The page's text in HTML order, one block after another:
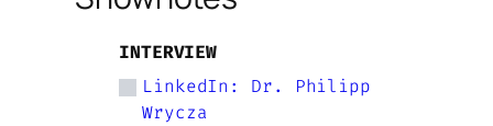
INTERVIEW
LinkedIn: Dr. Philipp
Wrycza